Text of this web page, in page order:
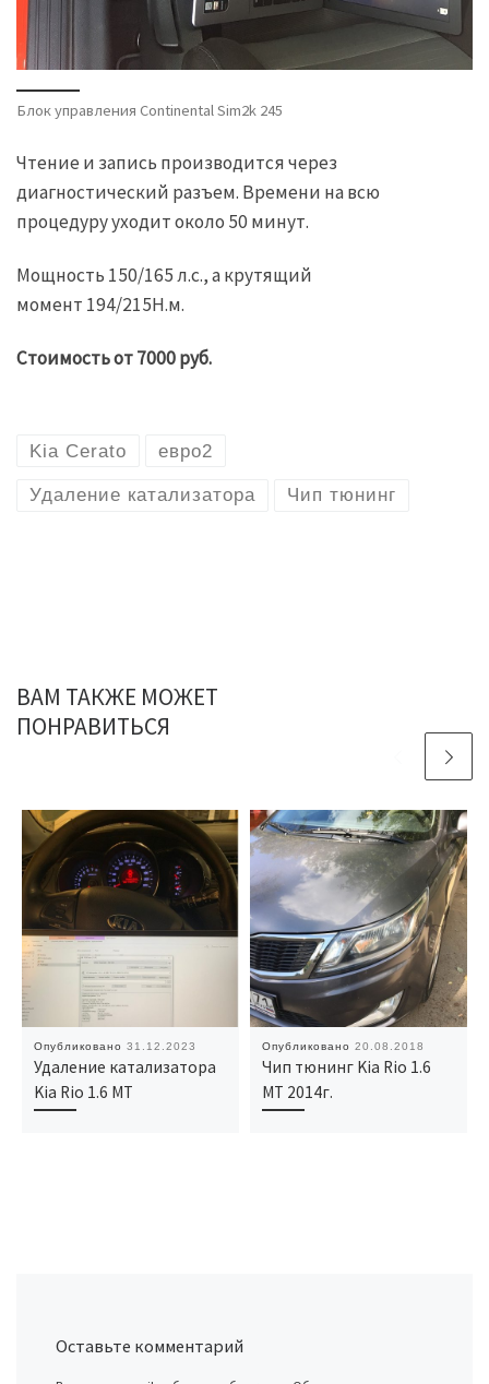
Блок управления Continental Sim2k 245
Чтение и запись производится через
диагностический разъем. Времени на всю
процедуру уходит около 50 минут.
Мощность 150/165 л.с., а крутящий
момент 194/215Н.м.
Стоимость от 7000 руб.
Kia Cerato евро2
Удаление катализатора Чип тюнинг
ВАМ ТАКЖЕ МОЖЕТ
ПОНРАВИТЬСЯ
Опубликовано31.12.2023
Удаление катализатора
Kia Rio 1.6 MT
Опубликовано20.08.2018
Чип тюнинг Kia Rio 1.6
MT 2014г.
Оставьте комментарий